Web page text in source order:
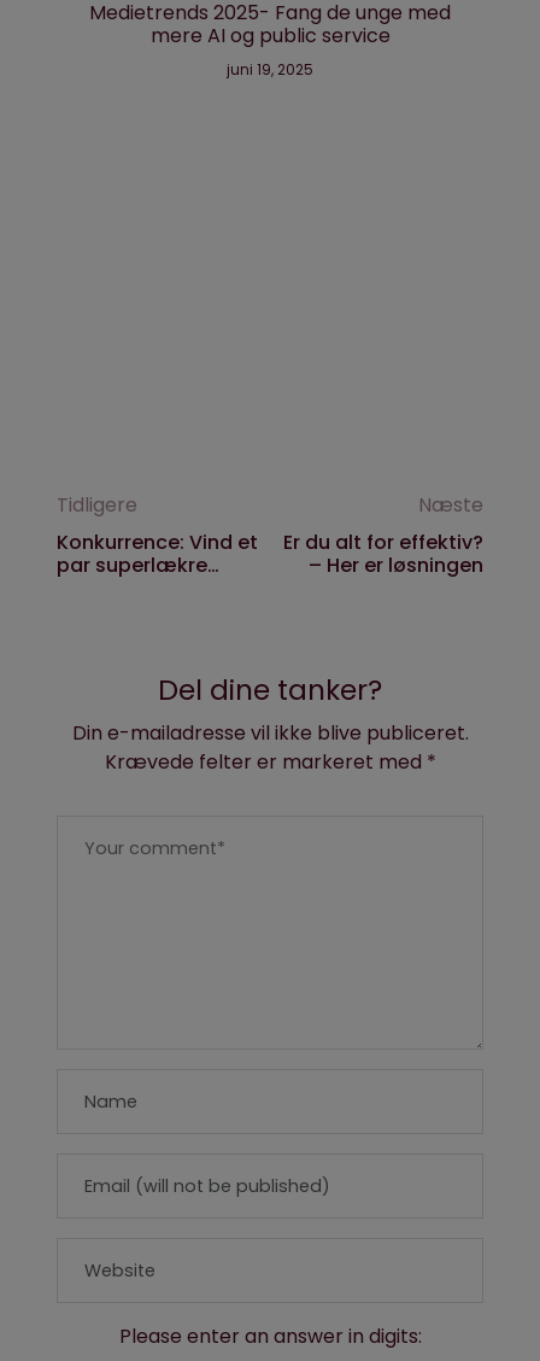
Medietrends 2025- Fang de unge med
mere AI og public service
juni 19, 2025
Tidligere
Konkurrence: Vind et
par superlækre
Næste
Er du alt for effektiv?
– Her er løsningen
Del dine tanker?
Din e-mailadresse vil ikke blive publiceret.
Krævede felter er markeret med *
Please enter an answer in digits: